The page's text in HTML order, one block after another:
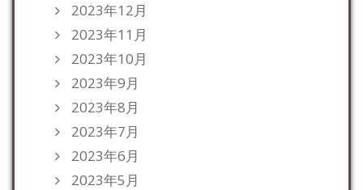
2023年12月
2023年11月
2023年10月
2023年9月
2023年8月
2023年7月
2023年6月
2023年5月